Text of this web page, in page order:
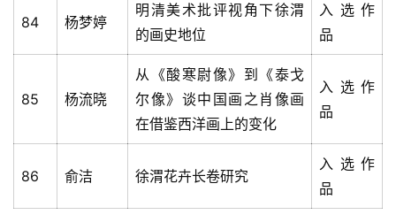
84 杨梦婷
明清美术批评视角下徐渭
的画史地位
入选作
品
85 杨流晓
从《酸寒尉像》到《泰戈
尔像》谈中国画之肖像画
在借鉴西洋画上的变化
入选作
品
86 俞洁 徐渭花卉长卷研究
入选作
品